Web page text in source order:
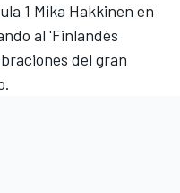
1 Mika Hakkinen en
al 'Finlandés
del gran